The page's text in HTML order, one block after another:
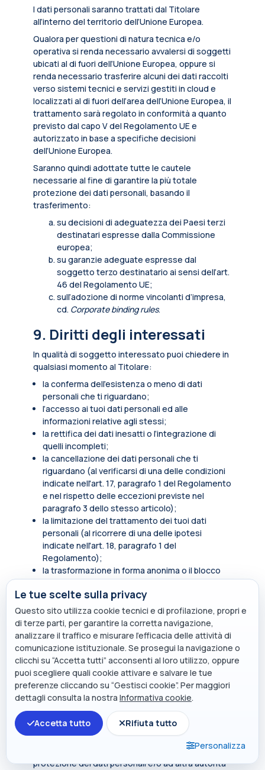
I dati personali saranno trattati dal Titolare
all’interno del territorio dell’Unione Europea.
Qualora per questioni di natura tecnica e/o
operativa si renda necessario avvalersi di soggetti
ubicati al di fuori dell’Unione Europea, oppure si
renda necessario trasferire alcuni dei dati raccolti
verso sistemi tecnici e servizi gestiti in cloud e
localizzati al di fuori dell’area dell’Unione Europea, il
trattamento sarà regolato in conformità a quanto
previsto dal capo V del Regolamento UE e
autorizzato in base a specifiche decisioni
dell’Unione Europea.
Saranno quindi adottate tutte le cautele
necessarie al fine di garantire la più totale
protezione dei dati personali, basando il
trasferimento:
su decisioni di adeguatezza dei Paesi terzi
destinatari espresse dalla Commissione
europea;
su garanzie adeguate espresse dal
soggetto terzo destinatario ai sensi dell’art.
46 del Regolamento UE;
sull’adozione di norme vincolanti d’impresa,
cd. Corporate binding rules.
9. Diritti degli interessati
In qualità di soggetto interessato puoi chiedere in
qualsiasi momento al Titolare:
la conferma dell’esistenza o meno di dati
personali che ti riguardano;
l’accesso ai tuoi dati personali ed alle
informazioni relative agli stessi;
la rettifica dei dati inesatti o l’integrazione di
quelli incompleti;
la cancellazione dei dati personali che ti
riguardano (al verificarsi di una delle condizioni
indicate nell'art. 17, paragrafo 1 del Regolamento
e nel rispetto delle eccezioni previste nel
paragrafo 3 dello stesso articolo);
la limitazione del trattamento dei tuoi dati
personali (al ricorrere di una delle ipotesi
indicate nell'art. 18, paragrafo 1 del
Regolamento);
la trasformazione in forma anonima o il blocco
dei dati trattati in violazione di legge, compresi
quelli di cui non è necessaria la conservazione in
relazione agli scopi per i quali i dati sono stati
raccolti o successivamente trattati.
In qualità di soggetto interessato hai inoltre diritto
di opporti, in tutto o in parte, per motivi legittimi al
trattamento dei dati personali che ti riguardano,
ancorché pertinenti allo scopo della raccolta.
Tali diritti sono esercitabili rivolgendosi al punto di
contattoprivacy@polimi.it.
Qualora tu ritenga che i tuoi diritti siano stati violati
dal titolare e/o da un terzo, hai il diritto di
presentare un reclamo all’Autorità per la
protezione dei dati personali e/o ad altra autorità
Le tue scelte sulla privacy
Questo sito utilizza cookie tecnici e di profilazione, propri e
di terze parti, per garantire la corretta navigazione,
analizzare il traffico e misurare l’efficacia delle attività di
comunicazione istituzionale. Se prosegui la navigazione o
clicchi su “Accetta tutti” acconsenti al loro utilizzo, oppure
puoi scegliere quali cookie attivare e salvare le tue
preferenze cliccando su “Gestisci cookie”. Per maggiori
dettagli consulta la nostra Informativa cookie.
Accetta tutto
Rifiuta tutto
Personalizza